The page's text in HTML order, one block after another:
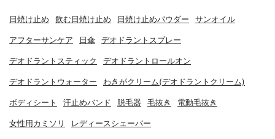
日焼け止め 飲む日焼け止め 日焼け止めパウダー サンオイル
アフターサンケア 日傘 デオドラントスプレー
デオドラントスティック デオドラントロールオン
デオドラントウォーター わきがクリーム(デオドラントクリーム)
ボディシート 汗止めバンド 脱毛器 毛抜き 電動毛抜き
女性用カミソリ レディースシェーバー